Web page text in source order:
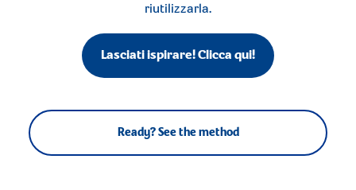
riutilizzarla.
Lasciati ispirare! Clicca qui!
Ready? See the method